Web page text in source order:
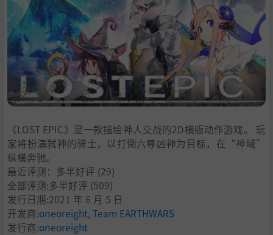
2 . 游戏特色
.主美
4. 声优
.开发 Team EARTH WARS
. 系统需求
.通用教程
.学习版下载
《LOST EPIC》是一款描绘神人交战的2D横版动作游戏。 玩
家将扮演弑神的骑士，以打倒六尊凶神为目标，在“神域”
纵横奔驰。
最近评测： 多半好评 (29)
全部评测:多半好评 (509)
发行日期:2021 年 6 月 5 日
开发商:oneoreight, Team EARTHWARS
发行商:oneoreight